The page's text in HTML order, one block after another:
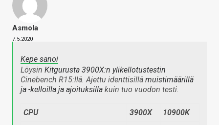
Asmola
7.5.2020
Kepe sanoi
Löysin Kitgurusta 3900X:n ylikellotustestin
Cinebench R15:llä. Ajettu identtisillä muistimäärillä
ja -kelloilla ja ajoituksilla kuin tuo vuodon testi.
CPU 3900X
10900K